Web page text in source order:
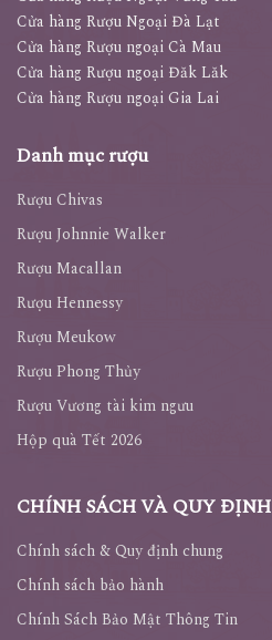
Cửa hàng Rượu Ngoại Đà Lạt
Cửa hàng Rượu ngoại Cà Mau
Cửa hàng Rượu ngoại Đăk Lăk
Cửa hàng Rượu ngoại Gia Lai
Danh mục rượu
Rượu Chivas
Rượu Johnnie Walker
Rượu Macallan
Rượu Hennessy
Rượu Meukow
Rượu Phong Thủy
Rượu Vương tài kim ngưu
Hộp quà Tết 2026
CHÍNH SÁCH VÀ QUY ĐỊNH
Chính sách & Quy định chung
Chính sách bảo hành
Chính Sách Bảo Mật Thông Tin